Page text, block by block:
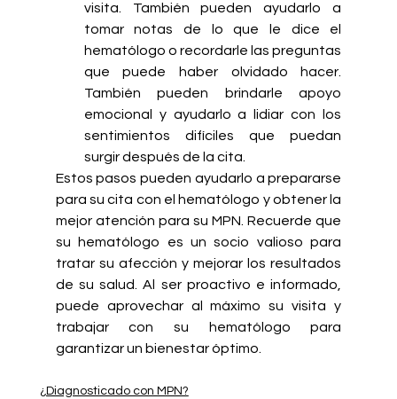
visita. También pueden ayudarlo a
tomar notas de lo que le dice el
hematólogo o recordarle las preguntas
que puede haber olvidado hacer.
También pueden brindarle apoyo
emocional y ayudarlo a lidiar con los
sentimientos difíciles que puedan
surgir después de la cita.
Estos pasos pueden ayudarlo a prepararse
para su cita con el hematólogo y obtener la
mejor atención para su MPN. Recuerde que
su hematólogo es un socio valioso para
tratar su afección y mejorar los resultados
de su salud. Al ser proactivo e informado,
puede aprovechar al máximo su visita y
trabajar con su hematólogo para
garantizar un bienestar óptimo.
¿Diagnosticado con MPN?